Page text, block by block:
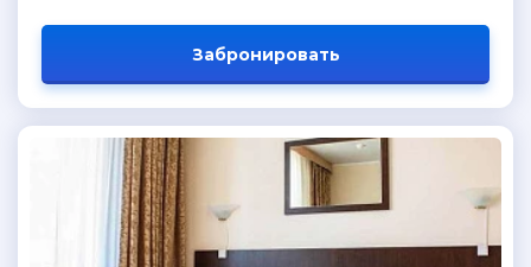
Забронировать